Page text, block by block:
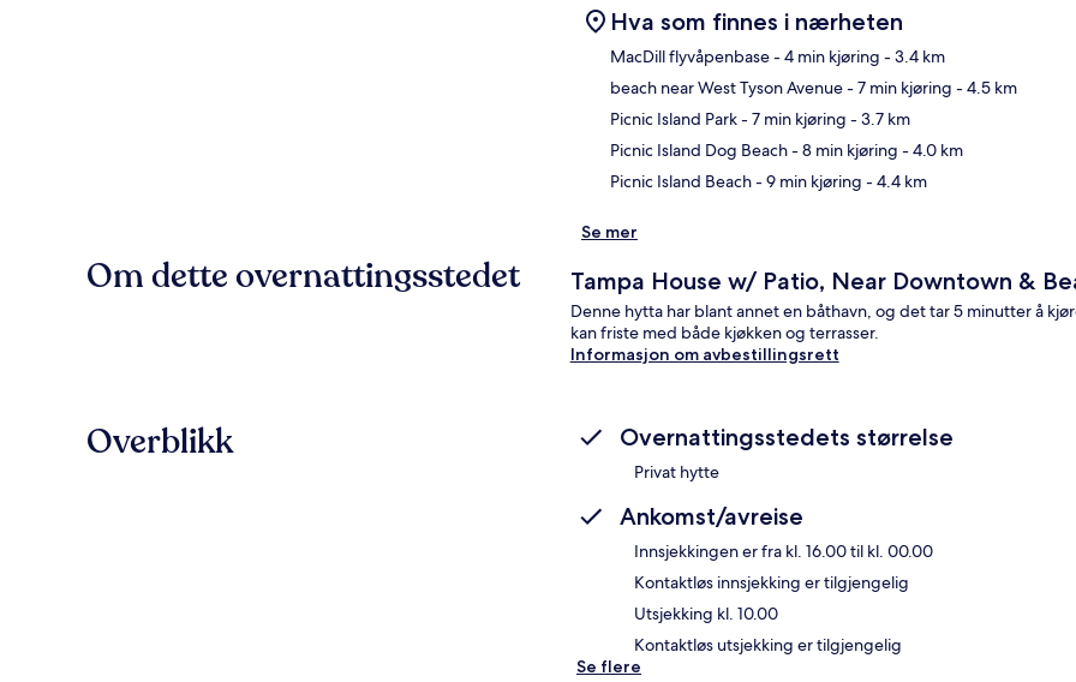
Hva som finnes i nærheten
MacDill flyvåpenbase- 4 min kjøring - 3.4 km
beach near West Tyson Avenue- 7 min kjøring - 4.5 km
Picnic Island Park- 7 min kjøring - 3.7 km
Picnic Island Dog Beach- 8 min kjøring - 4.0 km
Picnic Island Beach- 9 min kjøring - 4.4 km
Se mer
Om dette overnattingsstedet Tampa House w/ Patio, Near Downtown &
Denne hytta har blant annet en båthavn, og det tar 5 minutter å
kan friste med både kjøkken og terrasser.
Informasjon om avbestillingsrett
Overblikk Overnattingsstedets størrelse
Privat hytte
Ankomst/avreise
Innsjekkingen er fra kl. 16.00 til kl. 00.00
Kontaktløs innsjekking er tilgjengelig
Utsjekking kl. 10.00
Kontaktløs utsjekking er tilgjengelig
Se flere